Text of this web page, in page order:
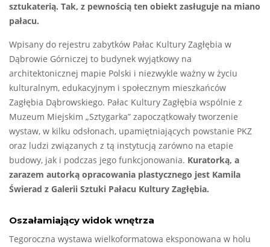
sztukaterią. Tak, z pewnością ten obiekt zasługuje na miano
pałacu.
Wpisany do rejestru zabytków Pałac Kultury Zagłębia w
Dąbrowie Górniczej to budynek wyjątkowy na
architektonicznej mapie Polski i niezwykle ważny w życiu
kulturalnym, edukacyjnym i społecznym mieszkańców
Zagłębia Dąbrowskiego. Pałac Kultury Zagłębia wspólnie z
Muzeum Miejskim „Sztygarka” zapoczątkowały tworzenie
wystaw, w kilku odsłonach, upamiętniających powstanie PKZ
oraz ludzi związanych z tą instytucją zarówno na etapie
budowy, jak i podczas jego funkcjonowania. Kuratorką, a
zarazem autorką opracowania plastycznego jest Kamila
Świerad z Galerii Sztuki Pałacu Kultury Zagłębia.
Oszałamiający widok wnętrza
Tegoroczna wystawa wielkoformatowa eksponowana w holu